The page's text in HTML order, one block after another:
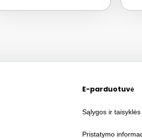
E-parduotuvė
Sąlygos ir taisyklės
Pristatymo